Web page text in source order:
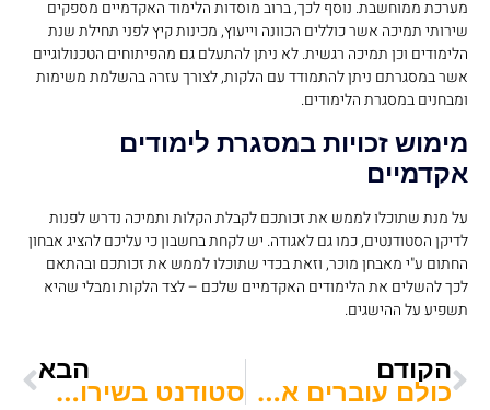
מערכת ממוחשבת. נוסף לכך, ברוב מוסדות הלימוד האקדמיים מספקים
שירותי תמיכה אשר כוללים הכוונה וייעוץ, מכינות קיץ לפני תחילת שנת
הלימודים וכן תמיכה רגשית. לא ניתן להתעלם גם מהפיתוחים הטכנולוגיים
אשר במסגרתם ניתן להתמודד עם הלקות, לצורך עזרה בהשלמת משימות
ומבחנים במסגרת הלימודים.
מימוש זכויות במסגרת לימודים
אקדמיים
על מנת שתוכלו לממש את זכותכם לקבלת הקלות ותמיכה נדרש לפנות
לדיקן הסטודנטים, כמו גם לאגודה. יש לקחת בחשבון כי עליכם להציג אבחון
החתום ע"י מאבחן מוכר, וזאת בכדי שתוכלו לממש את זכותכם ובהתאם
לכך להשלים את הלימודים האקדמיים שלכם – לצד הלקות ומבלי שהיא
תשפיע על ההישגים.
הקודם
כולם עוברים את זה: לימודי אנגלית לסטודנטים
הבא
סטודנט בשירות מילואים? דע את זכויותיך!